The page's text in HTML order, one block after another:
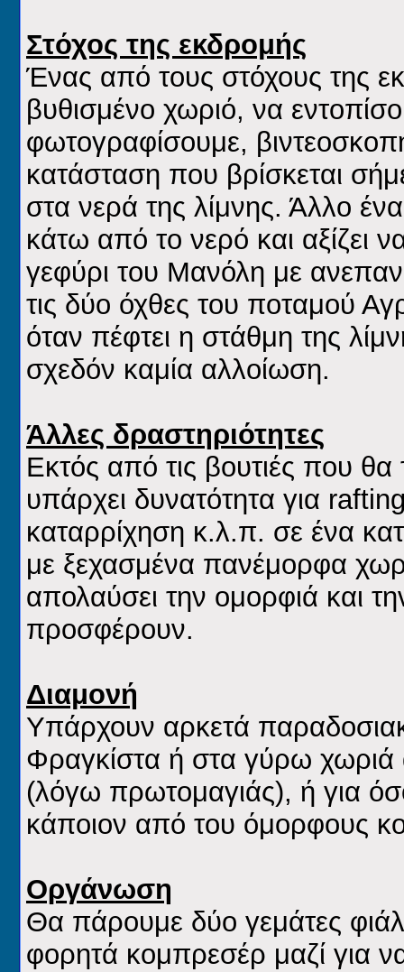
Στόχος της εκδρομής
Ένας από τους στόχους της
βυθισμένο χωριό, να
φωτογραφίσουμε,
κατάσταση που βρίσκεται
στα νερά της λίμνης. Άλλο
κάτω από το νερό και αξίζει
γεφύρι του Μανόλη με
τις δύο όχθες του ποταμού
όταν πέφτει η στάθμη της
σχεδόν καμία αλλοίωση.
Άλλες δραστηριότητες
Εκτός από τις βουτιές που
υπάρχει δυνατότητα για
καταρρίχηση κ.λ.π. σε ένα
με ξεχασμένα πανέμορφα
απολαύσει την ομορφιά και
προσφέρουν.
Διαμονή
Υπάρχουν αρκετά
Φραγκίστα ή στα γύρω χωριά
(λόγω πρωτομαγιάς), ή για
κάποιον από του όμορφους
Οργάνωση
Θα πάρουμε δύο γεμάτες
φορητά κομπρεσέρ μαζί για